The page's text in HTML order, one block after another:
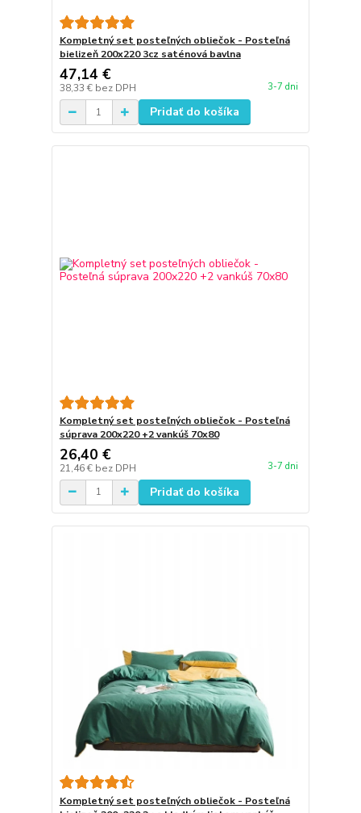
Kompletný set posteľných obliečok - Posteľná
bielizeň 200x220 3cz saténová bavlna
47,14 €
38,33 € bez DPH 3-7 dni
Pridať do košíka
Kompletný set posteľných obliečok - Posteľná
súprava 200x220 +2 vankúš 70x80
26,40 €
21,46 € bez DPH 3-7 dni
Pridať do košíka
Kompletný set posteľných obliečok - Posteľná